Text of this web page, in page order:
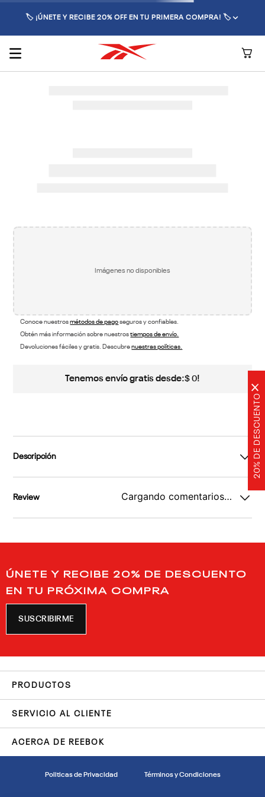
20% DE DESCUENTO
×
🏷️ ¡ÚNETE Y RECIBE 20% OFF EN TU PRIMERA COMPRA! 🏷️
Imágenes no disponibles
Conoce nuestrosmétodos de pagoseguros y confiables.
Obtén más información sobre nuestrostiempos de envío.
Devoluciones fáciles y gratis. Descubrenuestras políticas.
Tenemos envío gratis desde:$ 0!
Descripción
Review Cargando comentarios…
ÚNETE Y RECIBE 20% DE DESCUENTO
EN TU PRÓXIMA COMPRA
SUSCRIBIRME
PRODUCTOS
SERVICIO AL CLIENTE
ACERCA DE REEBOK
Politicas de Privacidad Términos y Condiciones